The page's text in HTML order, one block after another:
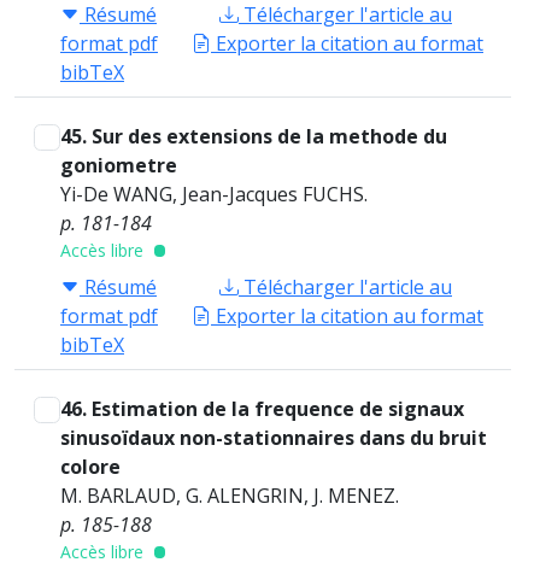
Résumé
Télécharger l'article au
format pdf
Exporter la citation au format
bibTeX
45. Sur des extensions de la methode du
goniometre
Yi-De WANG, Jean-Jacques FUCHS.
p. 181-184
Accès libre
Résumé
Télécharger l'article au
format pdf
Exporter la citation au format
bibTeX
46. Estimation de la frequence de signaux
sinusoïdaux non-stationnaires dans du bruit
colore
M. BARLAUD, G. ALENGRIN, J. MENEZ.
p. 185-188
Accès libre